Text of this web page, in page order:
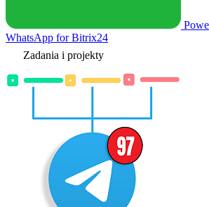
WhatsApp for Bitrix24
Zadania i projekty